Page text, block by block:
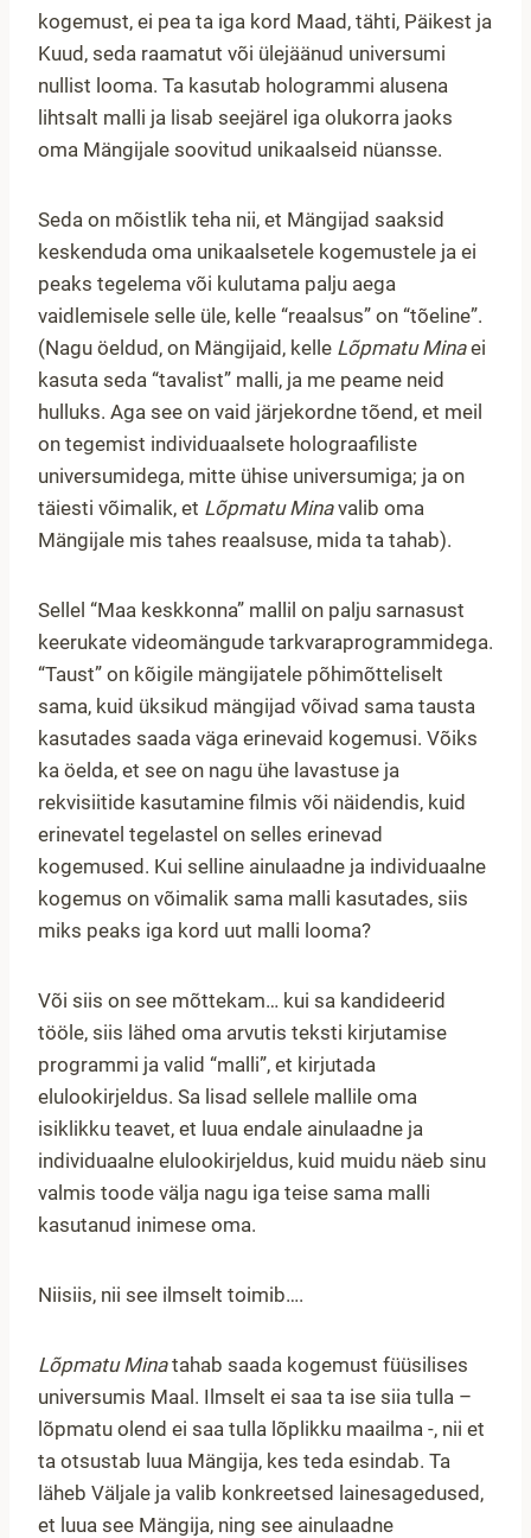
kogemust, ei pea ta iga kord Maad, tähti, Päikest ja
Kuud, seda raamatut või ülejäänud universumi
nullist looma. Ta kasutab hologrammi alusena
lihtsalt malli ja lisab seejärel iga olukorra jaoks
oma Mängijale soovitud unikaalseid nüansse.
Seda on mõistlik teha nii, et Mängijad saaksid
keskenduda oma unikaalsetele kogemustele ja ei
peaks tegelema või kulutama palju aega
vaidlemisele selle üle, kelle “reaalsus” on “tõeline”.
(Nagu öeldud, on Mängijaid, kelle Lõpmatu Minaei
kasuta seda “tavalist” malli, ja me peame neid
hulluks. Aga see on vaid järjekordne tõend, et meil
on tegemist individuaalsete holograafiliste
universumidega, mitte ühise universumiga; ja on
täiesti võimalik, et Lõpmatu Minavalib oma
Mängijale mis tahes reaalsuse, mida ta tahab).
Sellel “Maa keskkonna” mallil on palju sarnasust
keerukate videomängude tarkvaraprogrammidega.
“Taust” on kõigile mängijatele põhimõtteliselt
sama, kuid üksikud mängijad võivad sama tausta
kasutades saada väga erinevaid kogemusi. Võiks
ka öelda, et see on nagu ühe lavastuse ja
rekvisiitide kasutamine filmis või näidendis, kuid
erinevatel tegelastel on selles erinevad
kogemused. Kui selline ainulaadne ja individuaalne
kogemus on võimalik sama malli kasutades, siis
miks peaks iga kord uut malli looma?
Või siis on see mõttekam… kui sa kandideerid
tööle, siis lähed oma arvutis teksti kirjutamise
programmi ja valid “malli”, et kirjutada
elulookirjeldus. Sa lisad sellele mallile oma
isiklikku teavet, et luua endale ainulaadne ja
individuaalne elulookirjeldus, kuid muidu näeb sinu
valmis toode välja nagu iga teise sama malli
kasutanud inimese oma.
Niisiis, nii see ilmselt toimib….
Lõpmatu Minatahab saada kogemust füüsilises
universumis Maal. Ilmselt ei saa ta ise siia tulla –
lõpmatu olend ei saa tulla lõplikku maailma -, nii et
ta otsustab luua Mängija, kes teda esindab. Ta
läheb Väljale ja valib konkreetsed lainesagedused,
et luua see Mängija, ning see ainulaadne